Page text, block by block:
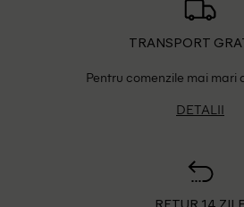
TRANSPORT
Pentru comenzile mai mari
DETALII